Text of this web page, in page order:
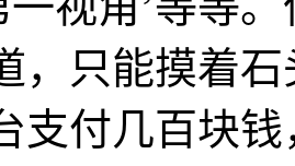
，只能摸着
支付几百块